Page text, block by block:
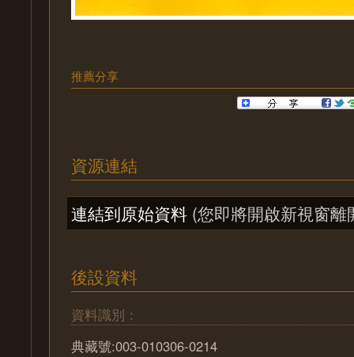
推薦分享
資源連結
連結到原始資料 (您即將開啟新視窗離
後設資料
資料識別：
典藏號:003-010306-0214